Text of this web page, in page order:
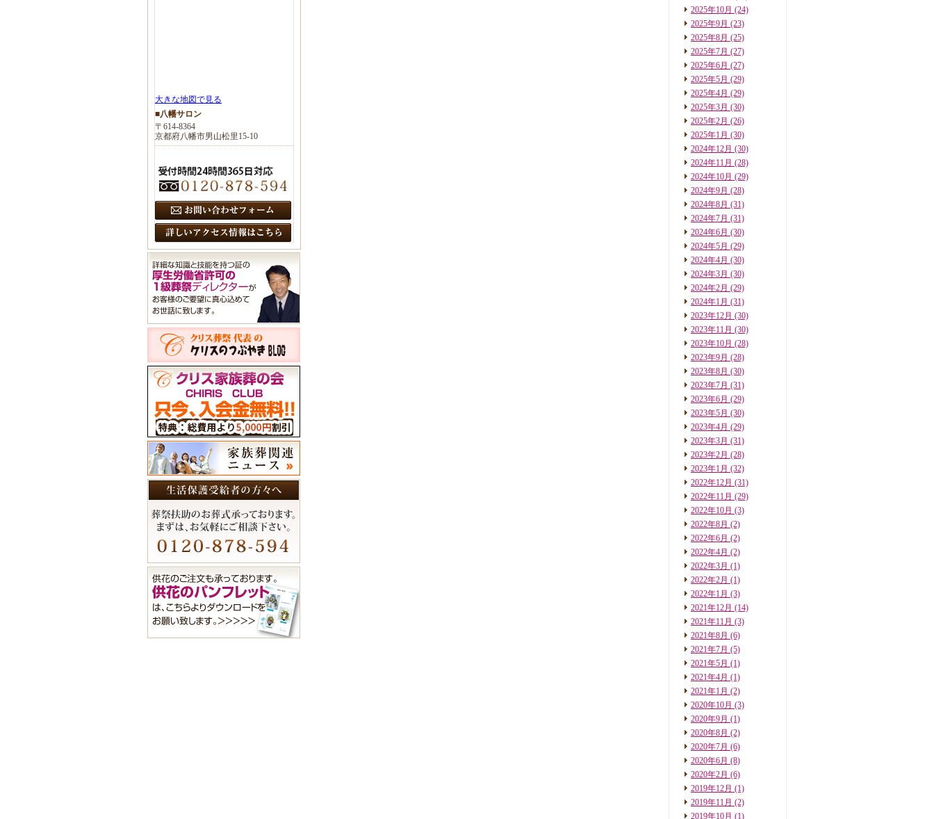
2025年10月 (24)
2025年9月 (23)
2025年8月 (25)
2025年7月 (27)
2025年6月 (27)
2025年5月 (29)
2025年4月 (29)
2025年3月 (30)
2025年2月 (26)
2025年1月 (30)
2024年12月 (30)
2024年11月 (28)
2024年10月 (29)
2024年9月 (28)
2024年8月 (31)
2024年7月 (31)
2024年6月 (30)
2024年5月 (29)
2024年4月 (30)
2024年3月 (30)
2024年2月 (29)
2024年1月 (31)
2023年12月 (30)
2023年11月 (30)
2023年10月 (28)
2023年9月 (28)
2023年8月 (30)
2023年7月 (31)
2023年6月 (29)
2023年5月 (30)
2023年4月 (29)
2023年3月 (31)
2023年2月 (28)
2023年1月 (32)
2022年12月 (31)
2022年11月 (29)
2022年10月 (3)
2022年8月 (2)
2022年6月 (2)
2022年4月 (2)
2022年3月 (1)
2022年2月 (1)
2022年1月 (3)
2021年12月 (14)
2021年11月 (3)
2021年8月 (6)
2021年7月 (5)
2021年5月 (1)
2021年4月 (1)
2021年1月 (2)
2020年10月 (3)
2020年9月 (1)
2020年8月 (2)
2020年7月 (6)
2020年6月 (8)
2020年2月 (6)
2019年12月 (1)
2019年11月 (2)
2019年10月 (1)
大きな地図で見る
■八幡サロン
〒614-8364
京都府八幡市男山松里15-10